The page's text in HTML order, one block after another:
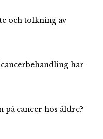
och tolkning av
har
på cancer hos äldre?